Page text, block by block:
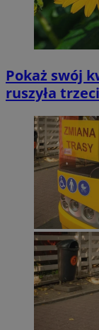
Pokaż swój
ruszyła